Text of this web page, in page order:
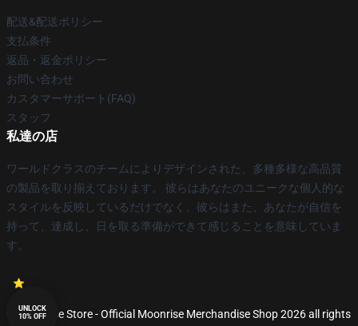
配送&配送ポリシー
支払条件
返品・返金ポリシー
お問い合わせ
カスタマーサポート(FAQ)
スタッフ
私達の店
ワールドクラスのチームによりデザインされた、多種多様な高品質
の製品を取り揃えております。 彼らはあなたのユニークな個人的な
スタイルを反映しているだけでなく、彼らはまた、あなたが自信を
持って、達成し、日を取る準備ができて感じることを意味していま
す。
© Moonrise Store - Official Moonrise Merchandise Shop 2026 all rights
UNLOCK
10% OFF